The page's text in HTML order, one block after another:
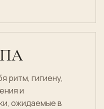
ритм, гигиену,
и
ожидаемые в